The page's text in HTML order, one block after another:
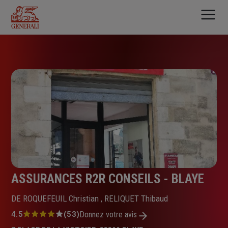
contenu
principal
ASSURANCES R2R CONSEILS - BLAYE
DE ROQUEFEUIL Christian , RELIQUET Thibaud
Note
4.5 (53)Donnez votre avis